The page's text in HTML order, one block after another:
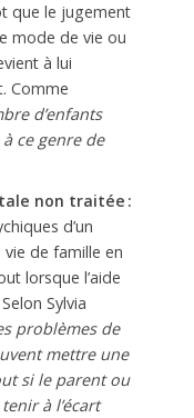
que le jugement
mode de vie ou
à lui
Comme
d’enfants
ce genre de
non traitée :
d’un
de famille en
lorsque l’aide
Sylvia
problèmes de
mettre une
si le parent ou
à l’écart